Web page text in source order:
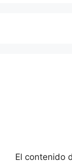
El contenido